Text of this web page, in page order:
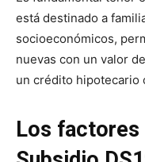
está destinado a
socioeconómicos,
nuevas con un valor
un crédito hipotecario
Los factores